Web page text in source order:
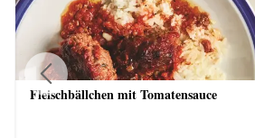
Fleischbällchen mit Tomatensauce
Previous